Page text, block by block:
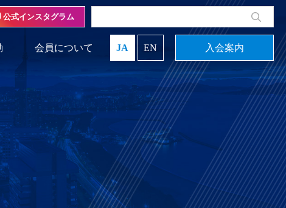
会員について JA EN 入会案内
公式インスタグラム